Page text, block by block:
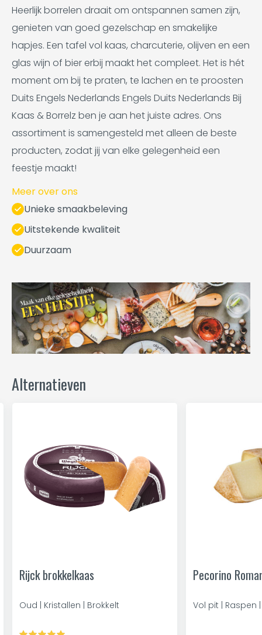
Heerlijk borrelen draait om ontspannen samen zijn,
genieten van goed gezelschap en smakelijke
hapjes. Een tafel vol kaas, charcuterie, olijven en een
glas wijn of bier erbij maakt het compleet. Het is hét
moment om bij te praten, te lachen en te proosten
Duits Engels Nederlands Engels Duits Nederlands Bij
Kaas & Borrelz ben je aan het juiste adres. Ons
assortiment is samengesteld met alleen de beste
producten, zodat jij van elke gelegenheid een
feestje maakt!
Meer over ons
Unieke smaakbeleving
Uitstekende kwaliteit
Duurzaam
Alternatieven
Rijck brokkelkaas
Oud | Kristallen | Brokkelt
Pecorino
Vol pit | Raspen